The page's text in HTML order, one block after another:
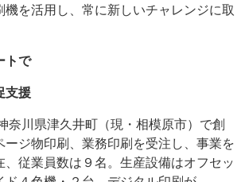
機を活用し、常に新しいチャレンジに取
トで
支援
川県津久井町（現・相模原市）で創
ージ物印刷、業務印刷を受注し、事業を
、従業員数は９名。生産設備はオフセッ